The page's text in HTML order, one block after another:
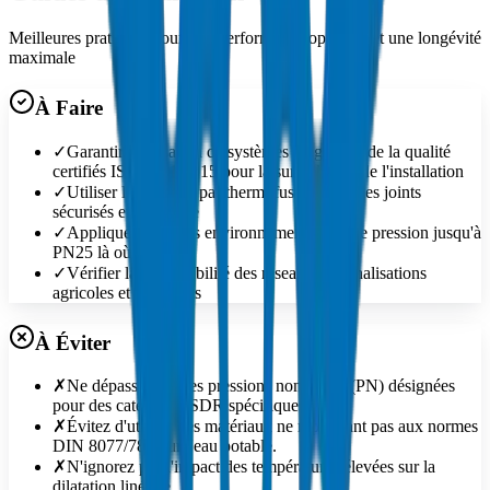
Meilleures pratiques pour une performance optimale et une longévité
maximale
À Faire
✓Garantir l'utilisation de systèmes de gestion de la qualité
certifiés ISO 9001:2015 pour la surveillance de l'installation
✓Utiliser le soudage par thermofusion pour des joints
sécurisés et sans fuite
✓Appliquer dans des environnements à haute pression jusqu'à
PN25 là où spécifié
✓Vérifier la compatibilité des réseaux de canalisations
agricoles et horticoles
À Éviter
✗Ne dépassez pas les pressions nominales (PN) désignées
pour des catégories SDR spécifiques.
✗Évitez d'utiliser des matériaux ne répondant pas aux normes
DIN 8077/78 pour l'eau potable.
✗N'ignorez pas l'impact des températures élevées sur la